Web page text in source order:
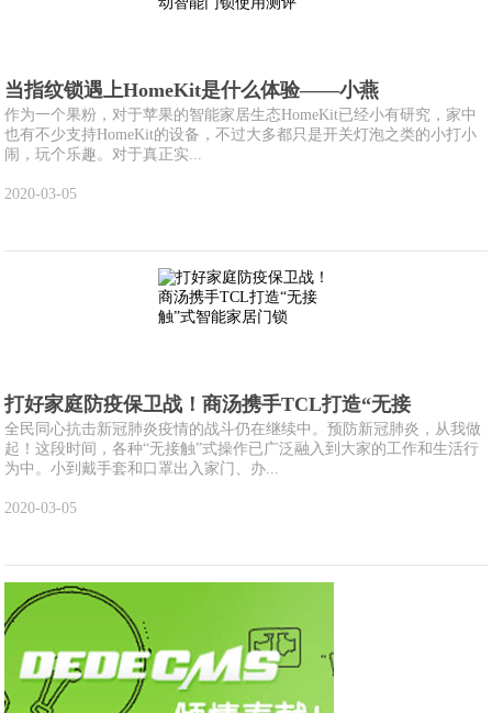
当指纹锁遇上HomeKit是什么体验——小燕
作为一个果粉，对于苹果的智能家居生态HomeKit已经小有研究，家中
也有不少支持HomeKit的设备，不过大多都只是开关灯泡之类的小打小
闹，玩个乐趣。对于真正实...
2020-03-05
打好家庭防疫保卫战！商汤携手TCL打造“无接
全民同心抗击新冠肺炎疫情的战斗仍在继续中。预防新冠肺炎，从我做
起！这段时间，各种“无接触”式操作已广泛融入到大家的工作和生活行
为中。小到戴手套和口罩出入家门、办...
2020-03-05